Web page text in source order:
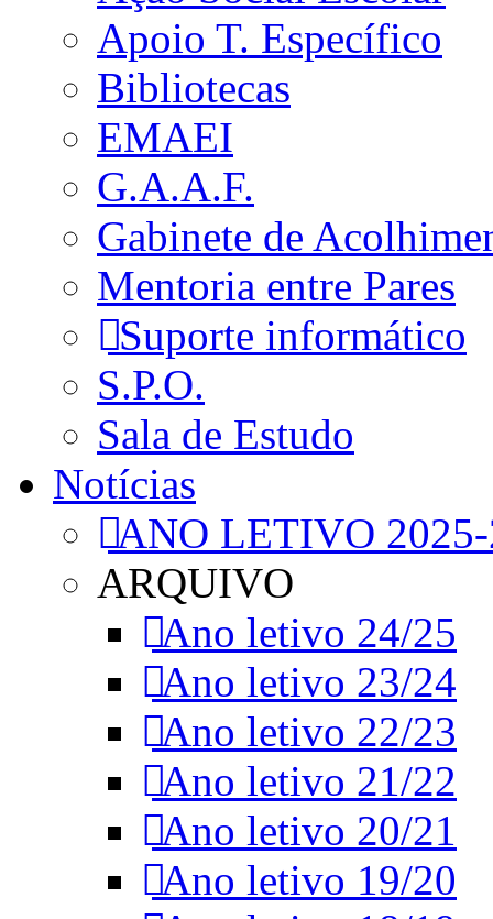
Apoio T. Específico
Bibliotecas
EMAEI
G.A.A.F.
Gabinete de
Mentoria entre Pares
Suporte informático
S.P.O.
Sala de Estudo
Notícias
ANO LETIVO
ARQUIVO
Ano letivo 24/25
Ano letivo 23/24
Ano letivo 22/23
Ano letivo 21/22
Ano letivo 20/21
Ano letivo 19/20